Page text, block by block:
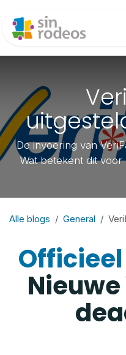
De invoering van
Wat betekent dit
Alle blogs General